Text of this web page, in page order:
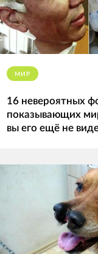
МИР
16 невероятных
показывающих
вы его ещё не